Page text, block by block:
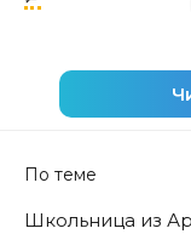
По теме
Школьница из